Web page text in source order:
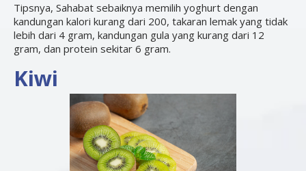
Tipsnya, Sahabat sebaiknya memilih yoghurt dengan
kandungan kalori kurang dari 200, takaran lemak yang tidak
lebih dari 4 gram, kandungan gula yang kurang dari 12
gram, dan protein sekitar 6 gram.
Kiwi